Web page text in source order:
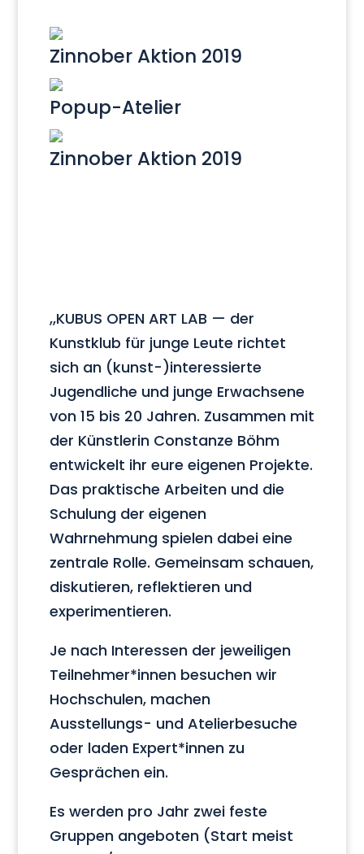
Zinnober Aktion 2019
Popup-Atelier
Zinnober Aktion 2019
,,KUBUS OPEN ART LAB — der
Kunstklub für junge Leute richtet
sich an (kunst-)interessierte
Jugendliche und junge Erwachsene
von 15 bis 20 Jahren. Zusammen mit
der Künstlerin Constanze Böhm
entwickelt ihr eure eigenen Projekte.
Das praktische Arbeiten und die
Schulung der eigenen
Wahrnehmung spielen dabei eine
zentrale Rolle. Gemeinsam schauen,
diskutieren, reflektieren und
experimentieren.
Je nach Interessen der jeweiligen
Teilnehmer*innen besuchen wir
Hochschulen, machen
Ausstellungs- und Atelierbesuche
oder laden Expert*innen zu
Gesprächen ein.
Es werden pro Jahr zwei feste
Gruppen angeboten (Start meist